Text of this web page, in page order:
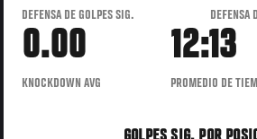
DEFENSA DE GOLPES SIG. DEFENSA
0.00
KNOCKDOWN AVG
12:13
PROMEDIO DE